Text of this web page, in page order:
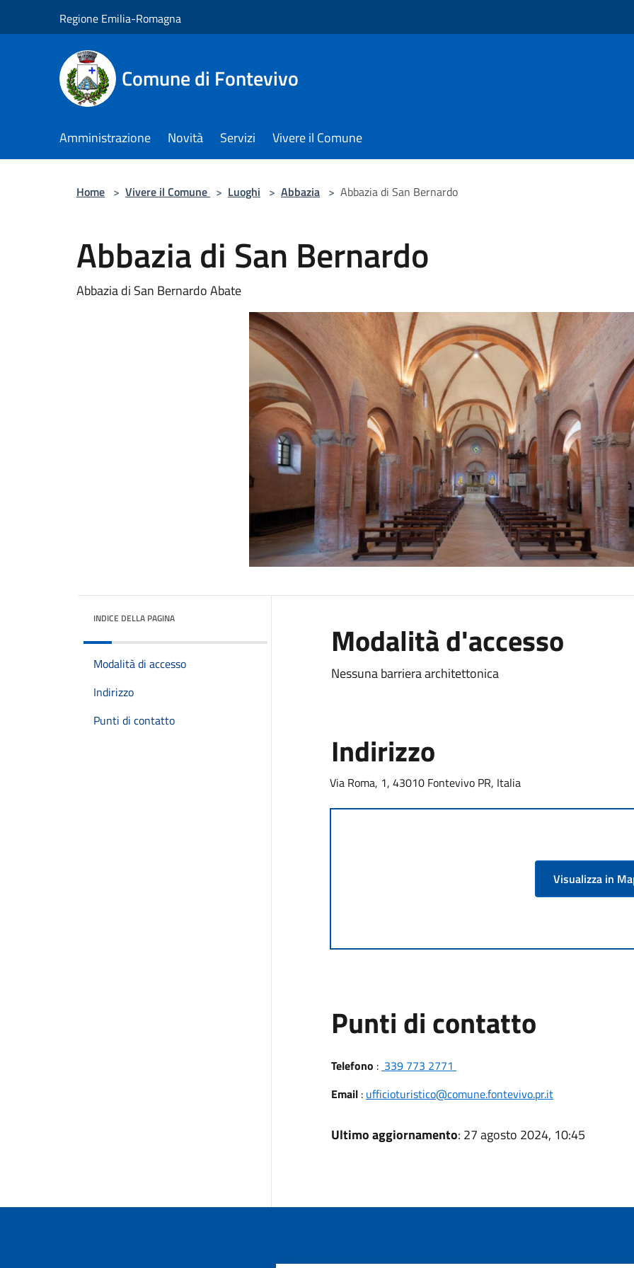
Regione Emilia-Romagna
Comune di Fontevivo
Amministrazione Novità Servizi Vivere il Comune
Home > Vivere il Comune > Luoghi > Abbazia > Abbazia di San Bernardo
Abbazia di San Bernardo
Abbazia di San Bernardo Abate
INDICE DELLA PAGINA
Modalità di accesso
Indirizzo
Punti di contatto
Modalità d'accesso
Nessuna barriera architettonica
Indirizzo
Via Roma, 1, 43010 Fontevivo PR, Italia
Visualizza in
Punti di contatto
Telefono : 339 773 2771
Email: ufficioturistico@comune.fontevivo.pr.it
Ultimo aggiornamento: 27 agosto 2024, 10:45